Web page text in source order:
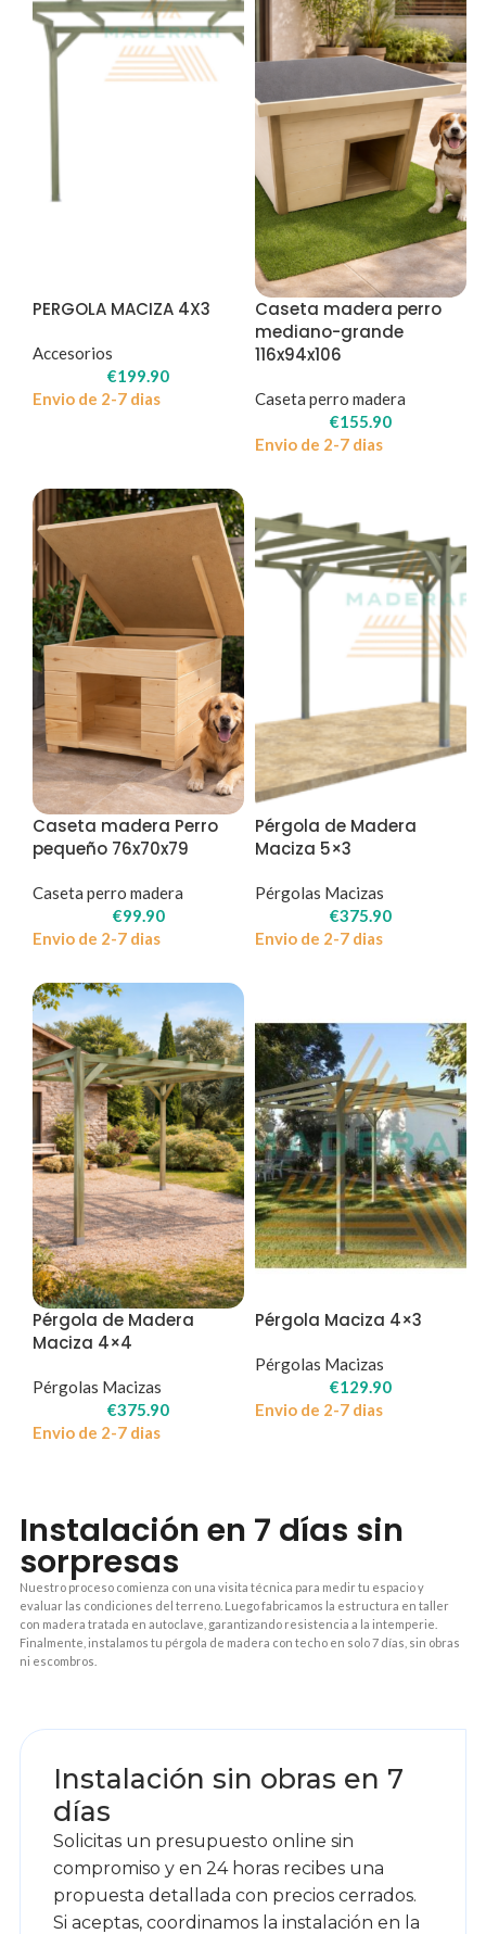
PERGOLA MACIZA 4X3
Accesorios
€199.90
Envio de 2-7 dias
Caseta madera perro
mediano-grande
116x94x106
Caseta perro madera
€155.90
Envio de 2-7 dias
Caseta madera Perro
pequeño 76x70x79
Caseta perro madera
€99.90
Envio de 2-7 dias
Pérgola de Madera
Maciza 5×3
Pérgolas Macizas
€375.90
Envio de 2-7 dias
Pérgola de Madera
Maciza 4×4
Pérgolas Macizas
€375.90
Envio de 2-7 dias
Pérgola Maciza 4×3
Pérgolas Macizas
€129.90
Envio de 2-7 dias
Instalación en 7 días sin
sorpresas
Nuestro proceso comienza con una visita técnica para medir tu espacio y
evaluar las condiciones del terreno. Luego fabricamos la estructura en taller
con madera tratada en autoclave, garantizando resistencia a la intemperie.
Finalmente, instalamos tu pérgola de madera con techo en solo 7 días, sin obras
ni escombros.
Instalación sin obras en 7
días
Solicitas un presupuesto online sin
compromiso y en 24 horas recibes una
propuesta detallada con precios cerrados.
Si aceptas, coordinamos la instalación en la